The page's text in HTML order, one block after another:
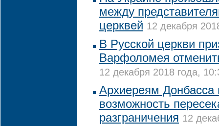
между
церквей 12 декабря
В Русской церкви
Варфоломея
12 декабря 2018 года,
Архиереям Донбасса
возможность
разграничения 12